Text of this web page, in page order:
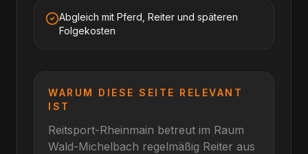
Abgleich mit Pferd, Reiter und späteren
Folgekosten
WARUM DIESE SEITE RELEVANT
IST
Reitsport-Rheinmain betreut im Raum
Wald-Michelbach regelmäßig Reiter aus